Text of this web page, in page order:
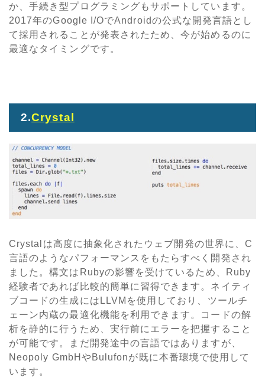
か、手続き型プログラミングもサポートしています。
2017年のGoogle I/OでAndroidの公式な開発言語とし
て採用されることが発表されたため、今が始めるのに
最適なタイミングです。
2.Crystal
Crystalは高度に抽象化されたウェブ開発の世界に、C
言語のようなパフォーマンスをもたらすべく開発され
ました。構文はRubyの影響を受けているため、Ruby
経験者であれば比較的簡単に習得できます。ネイティ
ブコードの生成にはLLVMを使用しており、ツールチ
ェーン内蔵の最適化機能を利用できます。コードの解
析を静的に行うため、実行前にエラーを把握すること
が可能です。まだ開発途中の言語ではありますが、
Neopoly GmbHやBulufonが既に本番環境で使用して
います。